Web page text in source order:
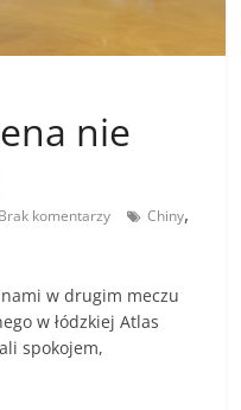
nie
Brak komentarzy Chiny,
w drugim meczu
w łódzkiej Atlas
spokojem,